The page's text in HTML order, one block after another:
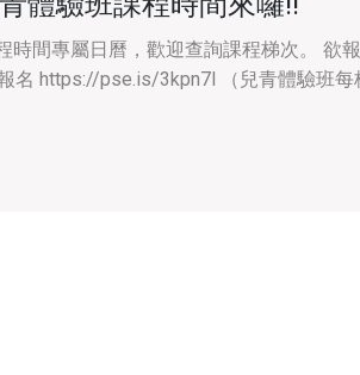
時間專屬日曆，歡迎查詢課程梯次。 欲
名 https://pse.is/3kpn7l （兒青體驗班每